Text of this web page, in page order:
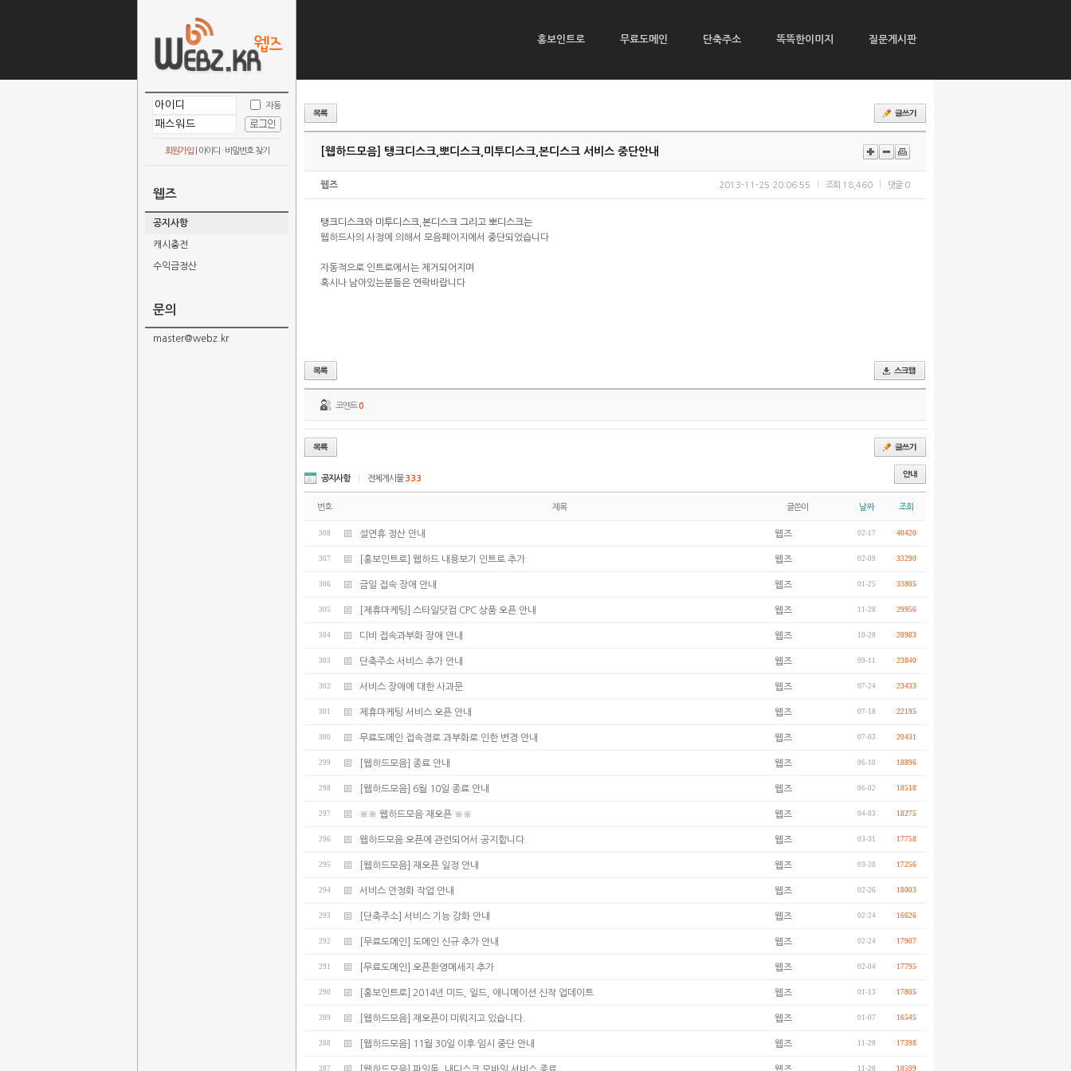
홍보인트로 무료도메인 단축주소 똑똑한이미지 질문게시판
자동
회원가입| 아이디 · 비밀번호 찾기
웹즈
공지사항
캐시충전
수익금정산
문의
master@webz.kr
[웹하드모음] 탱크디스크,뽀디스크,미투디스크,본디스크 서비스 중단안내
웹즈 2013-11-25 20:06:55 조회 18,460 댓글 0
탱크디스크와 미투디스크,본디스크 그리고 뽀디스크는
웹하드사의 사정에 의해서 모음페이지에서 중단되었습니다
자동적으로 인트로에서는 제거되어지며
혹시나 남아있는분들은 연락바랍니다
코멘트0
공지사항 전체게시물333
번호 제목 글쓴이 날짜 조회
308 설연휴 정산 안내 웹즈 02-17 40420
307 [홍보인트로] 웹하드 내용보기 인트로 추가 웹즈 02-09 33290
306 금일 접속 장애 안내 웹즈 01-25 33805
305 [제휴마케팅] 스타일닷컴 CPC 상품 오픈 안내 웹즈 11-28 29956
304 디비 접속과부화 장애 안내 웹즈 10-28 28983
303 단축주소 서비스 추가 안내 웹즈 09-11 23840
302 서비스 장애에 대한 사과문 웹즈 07-24 23433
301 제휴마케팅 서비스 오픈 안내 웹즈 07-18 22195
300 무료도메인 접속경로 과부화로 인한 변경 안내 웹즈 07-03 20431
299 [웹하드모음] 종료 안내 웹즈 06-10 18896
298 [웹하드모음] 6월 10일 종료 안내 웹즈 06-02 18518
297 ※※ 웹하드모음 재오픈 ※※ 웹즈 04-03 18275
296 웹하드모음 오픈에 관련되어서 공지합니다. 웹즈 03-31 17758
295 [웹하드모음] 재오픈 일정 안내 웹즈 03-20 17256
294 서비스 안정화 작업 안내 웹즈 02-26 18003
293 [단축주소] 서비스 기능 강화 안내 웹즈 02-24 16626
292 [무료도메인] 도메인 신규 추가 안내 웹즈 02-24 17907
291 [무료도메인] 오픈환영메세지 추가 웹즈 02-04 17795
290 [홍보인트로] 2014년 미드, 일드, 애니메이션 신작 업데이트 웹즈 01-13 17805
289 [웹하드모음] 재오픈이 미뤄지고 있습니다. 웹즈 01-07 16545
288 [웹하드모음] 11월 30일 이후 임시 중단 안내 웹즈 11-28 17398
287 11-28 18599